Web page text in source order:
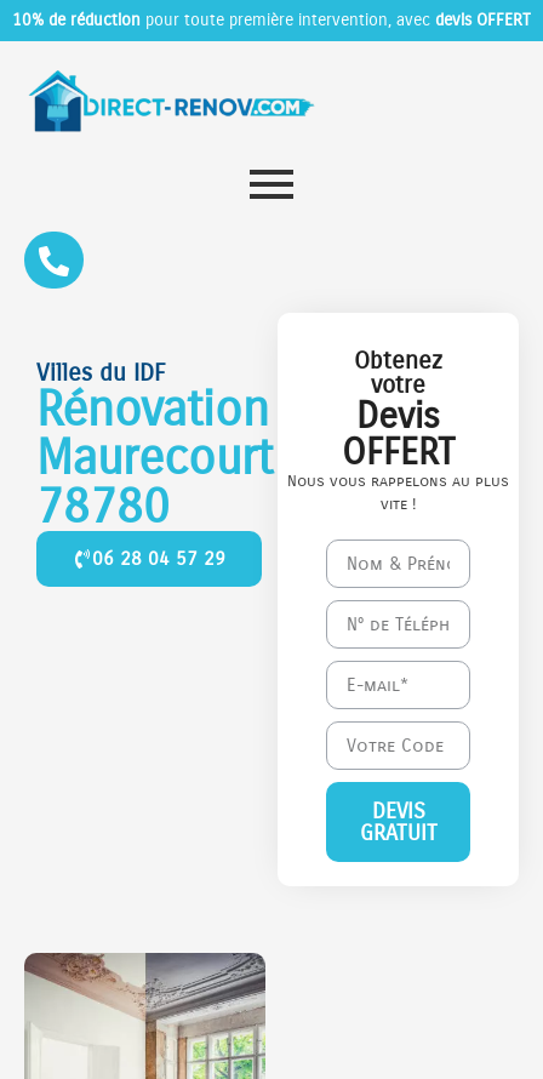
10% de réduction pour toute première intervention, avec devis OFFERT
Villes du IDF
Rénovation
Maurecourt
78780
06 28 04 57 29
Obtenez
votre
Devis
OFFERT
Nous vous rappelons au plus
vite !
DEVIS
GRATUIT